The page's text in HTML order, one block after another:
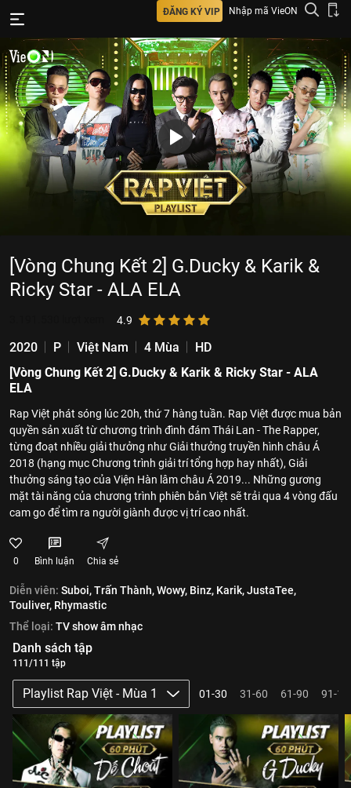
ĐĂNG KÝ VIP Nhập mã VieON
[Vòng Chung Kết 2] G.Ducky & Karik &
Ricky Star - ALA ELA
4.9
2020 P Việt Nam 4 Mùa
HD
[Vòng Chung Kết 2] G.Ducky & Karik & Ricky Star - ALA
ELA
Rap Việt phát sóng lúc 20h, thứ 7 hàng tuần. Rap Việt được mua bản
quyền sản xuất từ chương trình đình đám Thái Lan - The Rapper,
từng đoạt nhiều giải thưởng như Giải thưởng truyền hình châu Á
2018 (hạng mục Chương trình giải trí tổng hợp hay nhất), Giải
thưởng sáng tạo của Viện Hàn lâm châu Á 2019... Những gương
mặt tài năng của chương trình phiên bản Việt sẽ trải qua 4 vòng đấu
cam go để tìm ra người giành được vị trí cao nhất.
0 Bình luận Chia sẻ
Diễn viên: Suboi,Trấn Thành,Wowy, Binz, Karik,JustaTee,
Touliver, Rhymastic
Thể loại: TV show âm nhạc
Danh sách tập
111/111 tập
Playlist Rap Việt - Mùa 1 01-30 31-60 61-90 91-